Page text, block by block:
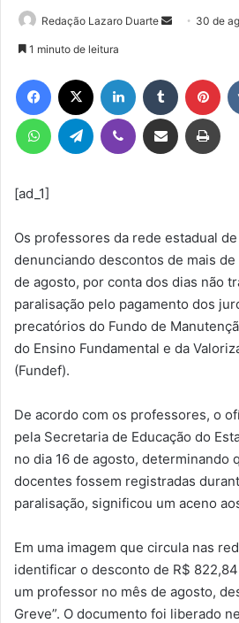
Redação Lazaro Duarte
Mande
mail
30 de
1 minuto de leitura
Facebook Linkedin Tumblr
WhatsAppTelegram Viber Compartilhar via e-mail
[ad_1]
Os professores da rede estadual
denunciando descontos de mais
de agosto, por conta dos dias não
paralisação pelo pagamento dos
precatórios do Fundo de
do Ensino Fundamental e da
(Fundef).
De acordo com os professores, o
pela Secretaria de Educação do
no dia 16 de agosto, determinando
docentes fossem registradas
paralisação, significou um aceno
Em uma imagem que circula nas
identificar o desconto de R$
um professor no mês de agosto,
Greve”. O documento foi liberado